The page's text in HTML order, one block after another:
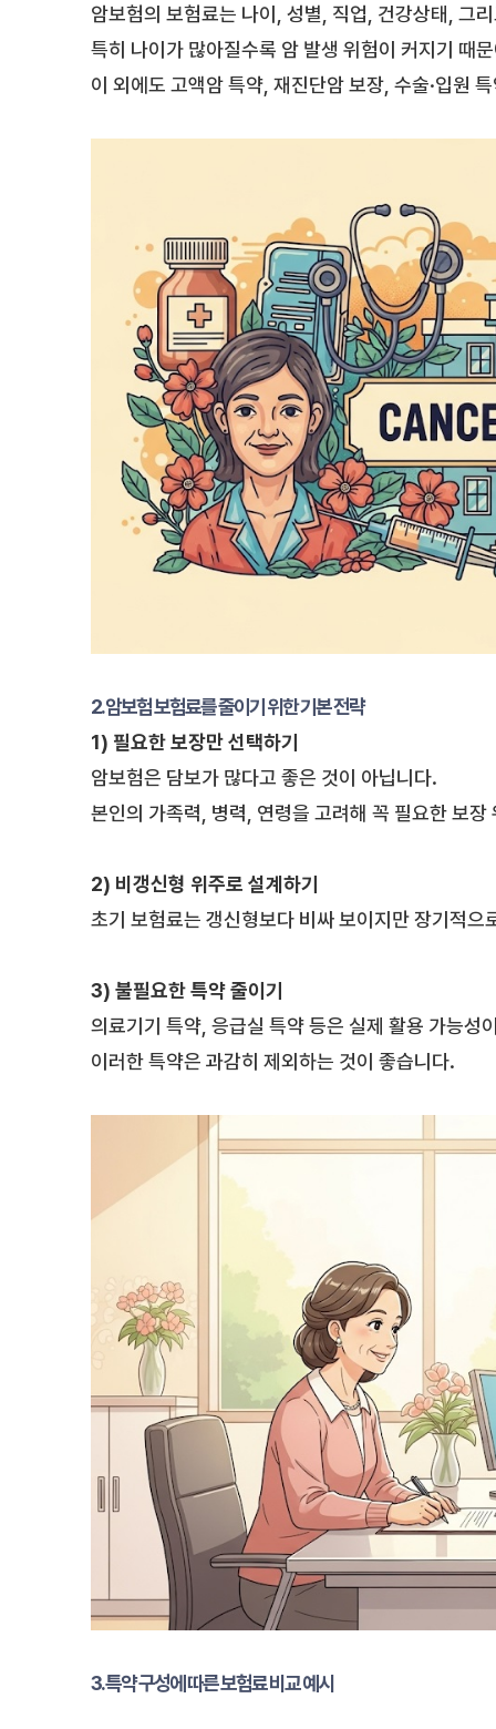
암보험의 보험료는 나이, 성별, 직업, 건강상태, 그
특히 나이가 많아질수록 암 발생 위험이 커지기 때
이 외에도 고액암 특약, 재진단암 보장, 수술·입원
2. 암보험 보험료를 줄이기 위한 기본 전략
1) 필요한 보장만 선택하기
암보험은 담보가 많다고 좋은 것이 아닙니다.
본인의 가족력, 병력, 연령을 고려해 꼭 필요한 보
2) 비갱신형 위주로 설계하기
초기 보험료는 갱신형보다 비싸 보이지만 장기적
3) 불필요한 특약 줄이기
의료기기 특약, 응급실 특약 등은 실제 활용 가능성
이러한 특약은 과감히 제외하는 것이 좋습니다.
3. 특약 구성에 따른 보험료 비교 예시